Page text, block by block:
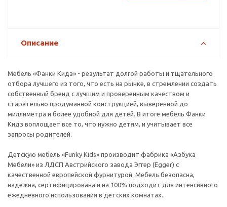
Описание
Мебель «Фанки Кидз» - результат долгой работы и тщательного
отбора лучшего из того, что есть на рынке, в стремлении создать
собственный бренд с лучшим и проверенным качеством и
старательно продуманной конструкцией, выверенной до
миллиметра и более удобной для детей. В итоге мебель Фанки
Кидз воплощает все то, что нужно детям, и учитывает все
запросы родителей.
Детскую мебель «Funky Kids» производит фабрика «Азбука
Мебели» из ЛДСП Австрийского завода Эггер (Egger) с
качественной европейской фурнитурой. Мебель безопасна,
надежна, сертифицирована и на 100% подходит для интенсивного
ежедневного использования в детских комнатах.